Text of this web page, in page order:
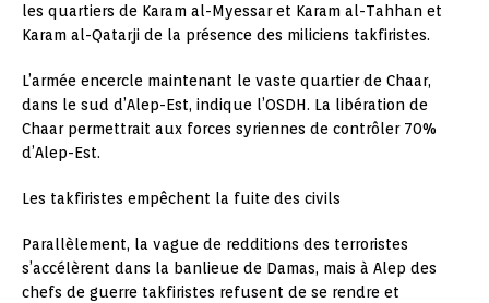
les quartiers de Karam al-Myessar et Karam al-Tahhan et
Karam al-Qatarji de la présence des miliciens takfiristes.
L’armée encercle maintenant le vaste quartier de Chaar,
dans le sud d’Alep-Est, indique l’OSDH. La libération de
Chaar permettrait aux forces syriennes de contrôler 70%
d’Alep-Est.
Les takfiristes empêchent la fuite des civils
Parallèlement, la vague de redditions des terroristes
s’accélèrent dans la banlieue de Damas, mais à Alep des
chefs de guerre takfiristes refusent de se rendre et